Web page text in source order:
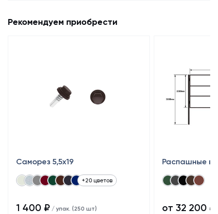
Рекомендуем приобрести
Саморез 5,5x19
+20 цветов
1 400 ₽ / упак. (250 шт)
Распашные
от 32 200 ₽